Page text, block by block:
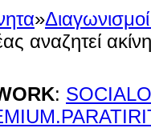
»
αναζητεί
: